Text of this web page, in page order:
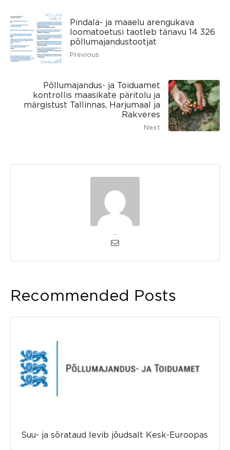
Pindala- ja maaelu arengukava
loomatoetusi taotleb tänavu 14 326
põllumajandustootjat
Previous
Põllumajandus- ja Toiduamet
kontrollis maasikate päritolu ja
märgistust Tallinnas, Harjumaal ja
Rakveres
Next
Recommended Posts
Suu- ja sõrataud levib jõudsalt Kesk-Euroopas